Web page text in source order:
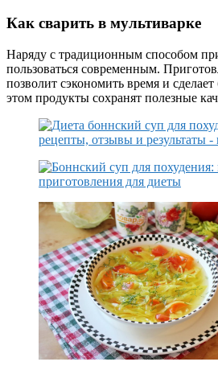
Как сварить в мультиварке
Наряду с традиционным способом
пользоваться современным.
позволит сэкономить время и
этом продукты сохранят полезные